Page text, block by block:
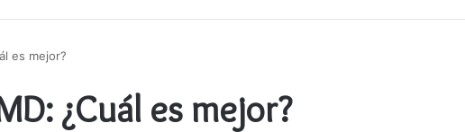
es mejor?
¿Cuál es mejor?